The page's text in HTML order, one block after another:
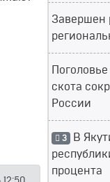
Завершен
скота
России
3 В
процента